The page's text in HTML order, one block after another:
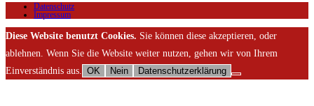
Datenschutz
Impressum
Diese Website benutzt Cookies. Sie können diese akzeptieren, oder
ablehnen. Wenn Sie die Website weiter nutzen, gehen wir von Ihrem
Einverständnis aus.
OK Nein Datenschutzerklärung